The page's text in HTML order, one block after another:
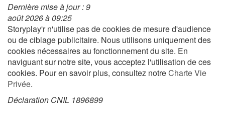
Dernière mise à jour : 9
août 2026 à 09:25
Storyplay'r n'utilise pas de cookies de mesure d'audience
ou de ciblage publicitaire. Nous utilisons uniquement des
cookies nécessaires au fonctionnement du site. En
naviguant sur notre site, vous acceptez l'utilisation de ces
cookies. Pour en savoir plus, consultez notreCharte Vie
Privée.
Déclaration CNIL 1896899